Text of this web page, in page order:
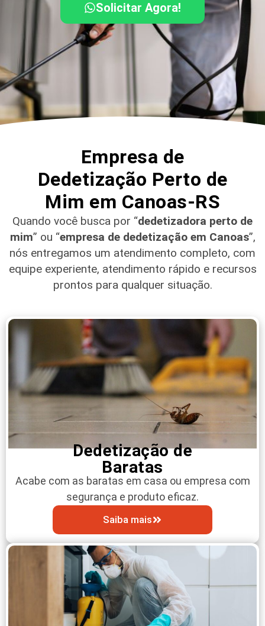
Solicitar Agora!
Empresa de
Dedetização Perto de
Mim em Canoas-RS
Quando você busca por “dedetizadora perto de
mim” ou “empresa de dedetização em Canoas”,
nós entregamos um atendimento completo, com
equipe experiente, atendimento rápido e recursos
prontos para qualquer situação.
Dedetização de
Baratas
Acabe com as baratas em casa ou empresa com
segurança e produto eficaz.
Saiba mais